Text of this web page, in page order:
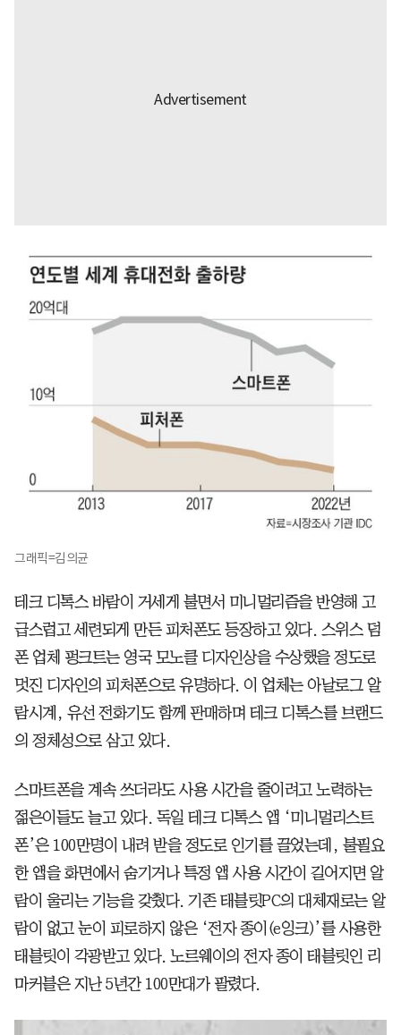
그래픽=김의균
테크 디톡스 바람이 거세게 불면서 미니멀리즘을 반영해 고
급스럽고 세련되게 만든 피처폰도 등장하고 있다. 스위스 덤
폰 업체 펑크트는 영국 모노클 디자인상을 수상했을 정도로
멋진 디자인의 피처폰으로 유명하다. 이 업체는 아날로그 알
람시계, 유선 전화기도 함께 판매하며 테크 디톡스를 브랜드
의 정체성으로 삼고 있다.
스마트폰을 계속 쓰더라도 사용 시간을 줄이려고 노력하는
젊은이들도 늘고 있다. 독일 테크 디톡스 앱 ‘미니멀리스트
폰’은 100만명이 내려 받을 정도로 인기를 끌었는데, 불필요
한 앱을 화면에서 숨기거나 특정 앱 사용 시간이 길어지면 알
람이 울리는 기능을 갖췄다. 기존 태블릿PC의 대체재로는 알
람이 없고 눈이 피로하지 않은 ‘전자 종이(e잉크)’를 사용한
태블릿이 각광받고 있다. 노르웨이의 전자 종이 태블릿인 리
마커블은 지난 5년간 100만대가 팔렸다.